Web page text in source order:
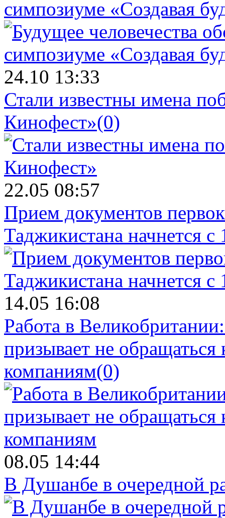
симпозиуме «Создавая
24.10 13:33
Стали известны имена
Кинофест»(0)
22.05 08:57
Прием документов
Таджикистана начнется с
14.05 16:08
Работа в
призывает не
компаниям(0)
08.05 14:44
В Душанбе в очередной